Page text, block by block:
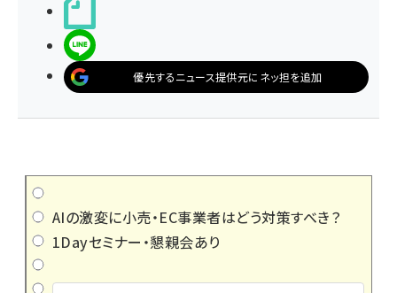
優先するニュース提供元にネッ担を追加
AIの激変に小売・EC事業者はどう対策すべき？
1Dayセミナー・懇親会あり